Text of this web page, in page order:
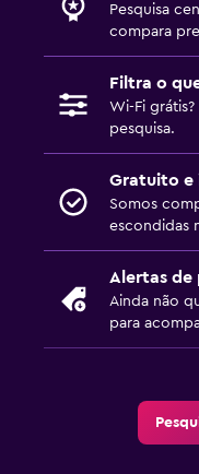
Pesquisa
compara
Filtra o
Wi-Fi grátis?
pesquisa.
Gratuito e
Somos
escondidas
Alertas de
Ainda não
para